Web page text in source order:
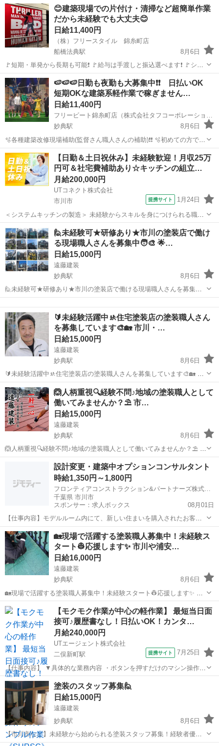
😊建築現場での片付け・清掃など超簡単作業
だから未経験でも大丈夫😊
日給11,400円
（株）フリースタイル 錦糸町店
船橋法典駅
8月6日
🚩短期・単発から長期も可能❗ 🚩給与は手渡しと振込選べます❗ 🚩シフ
トは日勤夜勤自由なスケジューリングが可能❗ 🚩経験・資格不要で初心
者も大歓迎❗ 🚩大学生から40代、50代も活躍中です❗ 🚩留学生も大歓迎❗
...
千葉 市川市 船橋法典駅 建築 建築現場
🍉🍉🍉日勤も夜勤も大募集中❗❗ 日払いOK
短期OKな建築系軽作業で稼ぎません…
日給11,400円
フリービート錦糸町店（株式会社タフコーポレーション）
妙典駅
8月6日
🫧各種建築改修現場補助(監督さん職人さんの補助)❗❗ 🫧初めての方でも
大歓迎❗❗ 🫧取り急ぎお金が必要な方やガッツリ稼ぎたい方❗❗ 🫧日払い
を大いに利用して下さい❗❗ 🟡お仕事内容 建築現場での軽作業 ...
千葉 市川市 妙典駅 建築 掲示板
【日勤＆土日祝休み】未経験歓迎！月収25万
円可＆社宅費補助あり☆キッチンの組立…
月給200,000円
UTコネクト株式会社
市川市
提携サイト 1月24日
＜システムキッチンの製造＞ 未経験からスキルを身につけられる職
場！ 20代30代の男性活躍中☆ 現場で丁寧に教えて頂けますので知識
や経験がなくても問題ありません！ 繰り返し作業なのですぐに作業は
覚えられます♪ ＜具体的に...
千葉 市川市 大工
🙋未経験可★研修あり★市川の塗装店で働け
る現場職人さんを募集中🧑‍🎨 🌟…
日給15,000円
遠藤建装
妙典駅
8月6日
🙋未経験可★研修あり★市川の塗装店で働ける現場職人さんを募集中
🧑‍🎨 🌟⭐✨遠藤建装の塗装職人として千葉や東京で現場仕事をしてみ
ませんか？✨⭐🌟 研修👷やサポート🧑‍🤝‍🧑があるので、未経験でも不
安なく働けます😊🌈🌞...🔰未経験活躍中🚸住宅塗装店の塗装職人さん
を募集しています🎨🏡 市川・…
日給15,000円
遠藤建装
妙典駅
8月6日
🔰未経験活躍中🚸住宅塗装店の塗装職人さんを募集しています🎨🏡 市
川・浦安周辺を中心に千葉・東京の住宅塗装を行う遠藤建装です😀 当
店では塗装職人👷🎨を只今緊急募集中📢 やり甲斐のある塗装現場のお
仕事を始めてみませ...
千葉 市川市 妙典駅 建築
🙆人柄重視🔍経験不問♪地域の塗装職人として
働いてみませんか？⛱️ 市…
日給15,000円
遠藤建装
妙典駅
8月6日
🙆人柄重視🔍経験不問♪地域の塗装職人として働いてみませんか？⛱️ 市
川に拠点を持つ塗装会社、遠藤建装です🌞🙇 当社では業務拡大につ
き、塗装現場の新メンバーを募集🌟🎵 塗装職人経験がある方🦸、未経
験の方🙋どち...
市川市 妙典駅 建築
設計変更・建築中オプションコンサルタント
時給1,350円～1,800円
フロンティアコンストラクション&パートナーズ株式会社
千葉県 市川市
スポンサー：求人ボックス
08月01日
【仕事内容】モデルルーム内にて、新しい住まいを購入されたお客様
へ、お打合せを通して理想の住まいづくりをお手伝いするお仕事で
す。 お打合せは1組につき約2時間程度。 マンションごとに決められた
オプションの中から、キッチン、洗面台、浴...
アルバイト・パート
🏡現場で活躍する塗装職人募集中！未経験ス
タート👷応援します✨ 市川や浦安…
日給16,000円
遠藤建装
妙典駅
8月6日
🏡現場で活躍する塗装職人募集中！未経験スタート👷応援します✨ 市
川や浦安で住宅塗装などを行う遠藤建装です☺️🏘️ 当店では現在塗装ス
タッフ🎨を募集中📢 経験者はもちろん、未経験の方も活躍できる環境
になっています...
千葉 妙典駅 その他
【モクモク作業が中心の軽作業】 最短当日面
接可♪履歴書なし！日払いOK！カンタ…
月給240,000円
UTエージェント株式会社
二俣新町駅
提携サイト 7月25日
【仕事内容】 ▼具体的な業務内容 ・ボタンを押すだけのマシン操作
・製品にキズがないかコツコツチェックする検査 ・手のひらサイズの
製品組み立て ・できあがった製品の梱包、ラベル貼り ・材料の取り出
し、ピッキング作...
千葉 市川市 二俣新町駅 建築
塗装のスタッフ募集🙋
日給15,000円
遠藤建装
妙典駅
8月6日
【市川市など】未経験から始められる塗装スタッフ募集！経験者優遇
🌈 市川市の塗装会社で、一緒に働いてくれる仲間を募集しています😊